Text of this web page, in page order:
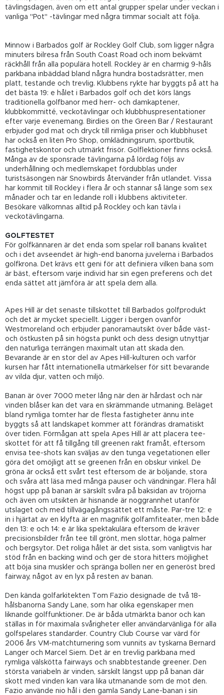
tävlingsdagen, även om ett antal grupper spelar under veckan i
vanliga "Pot" -tävlingar med några timmar socialt att följa.
Minnow i Barbados golf är Rockley Golf Club, som ligger några
minuters bilresa från South Coast Road och inom bekvämt
räckhåll från alla populära hotell. Rockley är en charmig 9-håls
parkbana inbäddad bland några hundra bostadsrätter, men
platt, testande och trevlig. Klubbens rykte har byggts på att ha
det bästa 19: e hålet i Barbados golf och det körs längs
traditionella golfbanor med herr- och damkaptener,
klubbkommitté, veckotävlingar och klubbhuspresentationer
efter varje evenemang. Birdies on the Green Bar / Restaurant
erbjuder god mat och dryck till rimliga priser och klubbhuset
har också en liten Pro Shop, omklädningsrum, sportbutik,
fastighetskontor och utmärkt frisör. Golflektioner finns också.
Många av de sponsrade tävlingarna på lördag följs av
underhållning och medlemskapet fördubblas under
turistsäsongen när Snowbirds återvänder från utlandet. Vissa
har kommit till Rockley i flera år och stannar så länge som sex
månader och tar en ledande roll i klubbens aktiviteter.
Besökare välkomnas alltid på Rockley och kan tävla i
veckotävlingarna.
GOLFTESTET
För golfkännaren är det enda som spelar roll banans kvalitet
och i det avseendet är high-end banorna juvelerna i Barbados
golfkrona. Det krävs ett geni för att definiera vilken bana som
är bäst, eftersom varje individ har sin egen preferens och det
enda sättet att jämföra är att spela dem alla.
Apes Hill är det senaste tillskottet till Barbados golfprodukt
och det är mycket speciellt. Ligger i bergen ovanför
Westmoreland och erbjuder panoramautsikt över både väst-
och östkusten på sin högsta punkt och dess design utnyttjar
den naturliga terrängen maximalt utan att skada den.
Bevarande är en stor del av Apes Hill-kulturen och varför
kursen har fått internationella utmärkelser för sitt bevarande
av vilda djur, vatten och miljö.
Banan är över 7000 meter lång när den är hårdast och när
vinden blåser kan det vara en skrämmande utmaning. Beläget
bland rymliga tomter har de flesta fastigheter ännu inte
byggts så att landskapet kommer att förändras dramatiskt
över tiden. Förmågan att spela Apes Hill är att placera tee-
skottet för att få tillgång till greenen rakt framåt, eftersom
envisa tee-shots kan sväljas av den tunga vegetationen eller
göra det omöjligt att se greenen från en obskur vinkel. De
gröna är också ett svårt test eftersom de är böljande, stora
och svåra att läsa med många pauser och vändningar. Flera hål
högst upp på banan är särskilt svåra på baksidan av tröjorna
och även om utsikten är hisnande är noggrannhet utanför
utslaget och med tillvägagångssättet ett måste. Par-tre 12: e
in i hjärtat av en klyfta är en magnifik golfamfiteater, men både
den 13: e och 14: e är lika spektakulära eftersom de kräver
precisionsbilder från tee till grönt, men slottar, höga palmer
och bergsytor. Det roliga hålet är det sista, som vanligtvis har
stöd från en backing wind och ger de stora hitters möjlighet
att böja sina muskler och spränga bollen ner en generöst bred
fairway, något av en lyx på resten av banan.
Den kända golfarkitekten Tom Fazio designade de två 18-
hålsbanorna Sandy Lane, som har olika egenskaper men
liknande golffunktioner. De är båda utmärkta banor och kan
ställas in för maximala svårigheter eller användarvänliga för alla
golfspelares standarder. Country Club Course var värd för
2006 års VM-matchturnering som vunnits av tyskarna Bernard
Langer och Marcel Siem. Det är en trevlig parkbana med
rymliga välskötta fairways och snabbtestande greener. Den
största variabeln är vinden, särskilt längst upp på banan där
skott med vinden kan vara lika utmanande som de mot den.
Fazio använde nio hål i den gamla Sandy Lane-banan i sin